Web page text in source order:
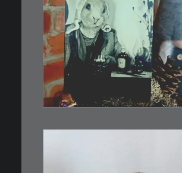
€3,00
Limitierte Auflage. Original:
Abzug von…